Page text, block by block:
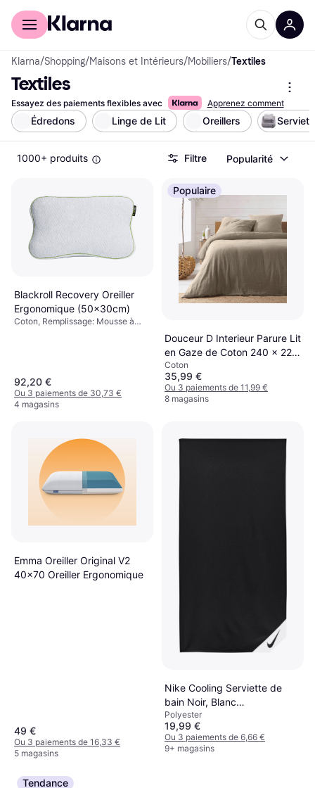
Acheter avec Klarna
Klarna/Shopping/Maisons et Intérieurs/Mobiliers/Textiles
Textiles
Essayez des paiements flexibles avec Apprenez comment
Édredons Linge de Lit Oreillers
1000+ produits Filtre Popularité
Blackroll Recovery Oreiller
Ergonomique (50x30cm)
Coton, Remplissage: Mousse à
92,20 €
Ou 3 paiements de 30,73 €
4 magasins
Populaire
Douceur D Interieur Parure Lit
en Gaze de Coton 240 x 220
cm Housse de couette Blanc,
Beige (240x220cm)
Coton
35,99 €
Ou 3 paiements de 11,99 €
8 magasins
Emma Oreiller Original V2
40x70 Oreiller Ergonomique
49 €
Ou 3 paiements de 16,33 €
5 magasins
Nike Cooling Serviette de
bain Noir, Blanc
(91.4x45.7cm)
Polyester
19,99 €
Ou 3 paiements de 6,66 €
9+ magasins
Tendance